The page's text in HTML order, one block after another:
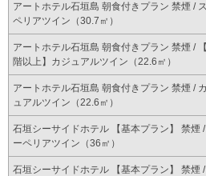
アートホテル石垣島 朝食付きプラン 禁煙 /
ペリアツイン（30.7㎡）
アートホテル石垣島 朝食付きプラン 禁煙 /
階以上】カジュアルツイン（22.6㎡）
アートホテル石垣島 朝食付きプラン 禁煙 /
ュアルツイン（22.6㎡）
石垣シーサイドホテル 【基本プラン】 禁煙
ーペリアツイン（36㎡）
石垣シーサイドホテル 【基本プラン】 禁煙